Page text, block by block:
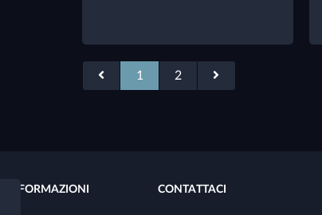
1 2
INFORMAZIONI CONTATTACI